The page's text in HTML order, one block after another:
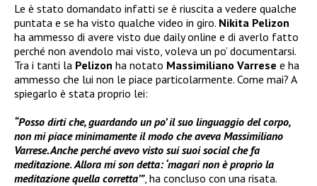
Le è stato domandato infatti se è riuscita a vedere qualche
puntata e se ha visto qualche video in giro. Nikita Pelizon
ha ammesso di avere visto due daily online e di averlo fatto
perché non avendolo mai visto, voleva un po’ documentarsi.
Tra i tanti la Pelizon ha notato Massimiliano Varrese e ha
ammesso che lui non le piace particolarmente. Come mai? A
spiegarlo è stata proprio lei:
“Posso dirti che, guardando un po’ il suo linguaggio del corpo,
non mi piace minimamente il modo che aveva Massimiliano
Varrese. Anche perché avevo visto sui suoi social che fa
meditazione. Allora mi son detta: ‘magari non è proprio la
meditazione quella corretta’”, ha concluso con una risata.